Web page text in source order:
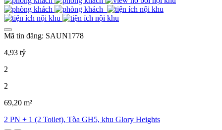
Mã tin đăng: SAUN1778
4,93 tỷ
2
2
69,20 m²
2 PN + 1 (2 Toilet), Tòa GH5, khu Glory Heights